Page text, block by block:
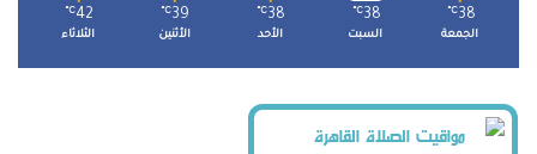
38
℃
الجمعة
38
℃
السبت
38
℃
الأحد
39
℃
الأثنين
42
℃
الثلاثاء